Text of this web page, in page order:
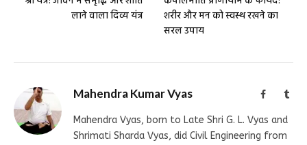
लाने वाला दिव्य यंत्र
शरीर और मन को स्वस्थ रखने का
सरल उपाय
Mahendra Kumar Vyas Facebook
Mahendra Vyas, born to Late Shri G. L. Vyas and
Shrimati Sharda Vyas, did Civil Engineering from